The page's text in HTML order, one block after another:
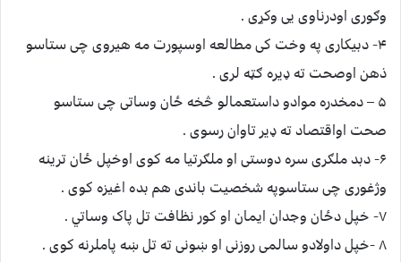
وګوری اودرناوی یی وکړی .
۴- دبیکاری په وخت کی مطالعه اوسپورت مه هیروی چی ستاسو
ذهن اوصحت ته ډیره ګټه لری .
۵ – دمخدره موادو داستعمالو څخه ځان وساتی چی ستاسو
صحت اواقتصاد ته ډیر تاوان رسوی .
۶- دبد ملګری سره دوستی او ملګرتیا مه کوی اوخپل ځان ترینه
وژغوری چی ستاسوپه شخصیت باندی هم بده اغیزه کوی .
۷- خپل دځان وجدان ایمان او کور نظافت تل پاک وساتي .
۸ -خپل داولادو سالمی روزنی او ښونی ته تل ښه پاملرنه کوی .